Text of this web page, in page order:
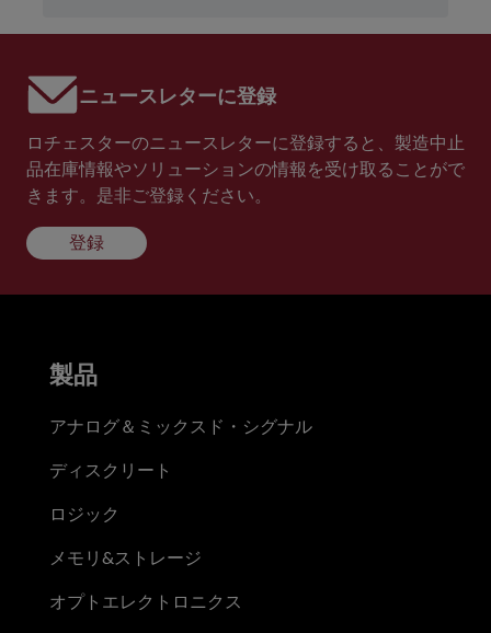
ニュースレターに登録
ロチェスターのニュースレターに登録すると、製造中止
品在庫情報やソリューションの情報を受け取ることがで
きます。是非ご登録ください。
登録
製品
アナログ＆ミックスド・シグナル
ディスクリート
ロジック
メモリ&ストレージ
オプトエレクトロニクス